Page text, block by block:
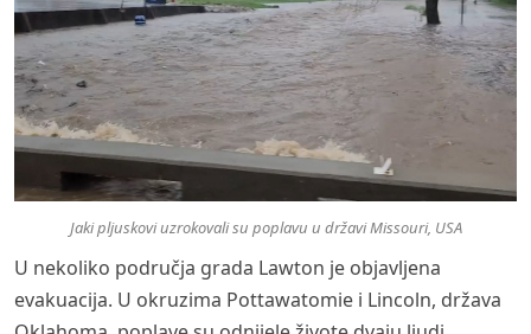
Jaki pljuskovi uzrokovali su poplavu u državi Missouri, USA
U nekoliko područja grada Lawton je objavljena
evakuacija. U okruzima Pottawatomie i Lincoln, država